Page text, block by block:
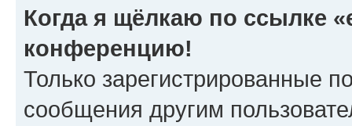
Когда я щёлкаю по ссылке
конференцию!
Только зарегистрированные
сообщения другим